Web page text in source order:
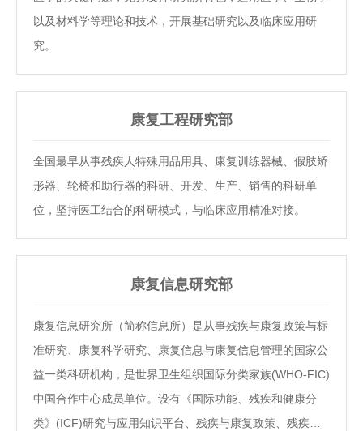
以及材料学等理论和技术，开展基础研究以及临床应用研
究。
康复工程研究部
全国最早从事残疾人特殊用品用具、康复训练器械、假肢矫
形器、轮椅和助行器的科研、开发、生产、销售的科研单
位，坚持医工结合的科研模式，与临床应用精准对接。
康复信息研究部
康复信息研究所（简称信息所）是从事残疾与康复政策与标
准研究、康复科学研究、康复信息与康复信息管理的国家公
益一类科研机构，是世界卫生组织国际分类家族(WHO-FIC)
中国合作中心成员单位。设有《国际功能、残疾和健康分
类》(ICF)研究与应用知识平台、残疾与康复政策、残疾与